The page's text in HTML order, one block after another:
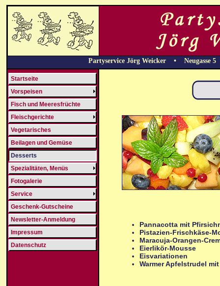
Partyservice Jörg Weicker • Neugasse
Startseite
Vorspeisen
Fisch und Meeresfrüchte
Fleischgerichte
Vegetarisches
Beilagen und Gemüse
Desserts
Spezialitäten, Menüs
Fotogalerie
Service
Geschenk-Gutscheine
Newsletter-Anmeldung
Impressum
Datenschutz
Pannacotta mit
Pistazien-Frischkäse-
Maracuja-Orangen-
Eierlikör-Mousse
Eisvariationen
Warmer Apfelstrudel